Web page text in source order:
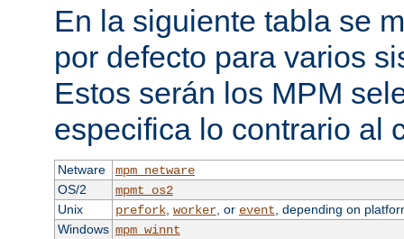
En la siguiente tabla se
por defecto para varios
Estos serán los MPM
especifica lo contrario al
Netware
mpm_netware
OS/2
mpmt_os2
Unix
prefork, worker, or event , depending on
Windows mpm_winnt